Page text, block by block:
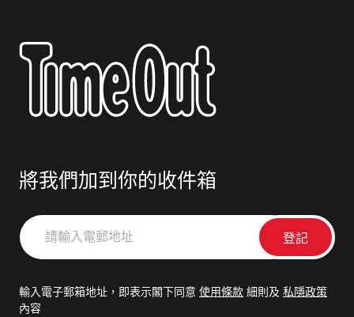
將我們加到你的收件箱
請
輸
郵
輸入電子郵箱地址，即表示閣下同意 使用條款 細則及 私隱政策
內容